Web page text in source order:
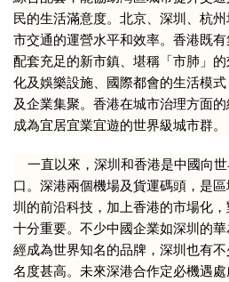
民的生活滿意度。北京、深圳、杭
市交通的運營水平和效率。香港既
配套充足的新市鎮、堪稱「市肺」
化及娛樂設施、國際都會的生活模
及企業集聚。香港在城市治理方面
成為宜居宜業宜遊的世界級城市群。
一直以來，深圳和香港是中國向
口。深港兩個機場及貨運碼頭，是
圳的前沿科技，加上香港的市場化
十分重要。不少中國企業如深圳的
經成為世界知名的品牌，深圳也有
名度甚高。未來深港合作定必機遇